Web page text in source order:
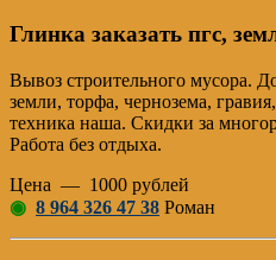
Глинка заказать пгс,
Вывоз строительного мусора.
земли, торфа, чернозема,
техника наша. Скидки за
Работа без отдыха.
Цена — 1000 рублей
◉ 8 964 326 47 38 Роман